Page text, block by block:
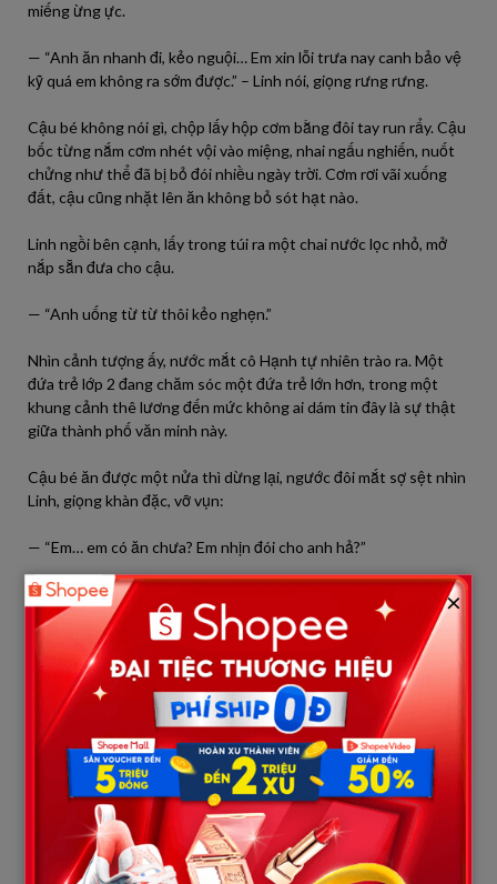
miếng ừng ực.
— “Anh ăn nhanh đi, kẻo nguội… Em xin lỗi trưa nay canh bảo vệ
kỹ quá em không ra sớm được.” – Linh nói, giọng rưng rưng.
Cậu bé không nói gì, chộp lấy hộp cơm bằng đôi tay run rẩy. Cậu
bốc từng nắm cơm nhét vội vào miệng, nhai ngấu nghiến, nuốt
chửng như thể đã bị bỏ đói nhiều ngày trời. Cơm rơi vãi xuống
đất, cậu cũng nhặt lên ăn không bỏ sót hạt nào.
Linh ngồi bên cạnh, lấy trong túi ra một chai nước lọc nhỏ, mở
nắp sẵn đưa cho cậu.
— “Anh uống từ từ thôi kẻo nghẹn.”
Nhìn cảnh tượng ấy, nước mắt cô Hạnh tự nhiên trào ra. Một
đứa trẻ lớp 2 đang chăm sóc một đứa trẻ lớn hơn, trong một
khung cảnh thê lương đến mức không ai dám tin đây là sự thật
giữa thành phố văn minh này.
Cậu bé ăn được một nửa thì dừng lại, ngước đôi mắt sợ sệt nhìn
Linh, giọng khàn đặc, vỡ vụn:
— “Em… em có ăn chưa? Em nhịn đói cho anh hả?”
Linh lắc đầu, mỉm cười trấn an dù bụng nó đang sôi lên ùng ục:
— “Em ăn rồi. Em ăn bánh mì lúc sáng no lắm. Anh ăn hết đi, anh
cần sức mà.”
Cậu bé lại cúi xuống ăn tiếp, nhưng lần này nước mắt cậu rơi lã
chã vào hộp cơm.
Và rồi, cô Hạnh nghe thấy Linh nói một câu, câu nói khiến sống
lưng cô tê buốt, lạnh toát hơn cả gió chiều đang rít qua khe cửa:
— “Anh ăn nhanh rồi trốn kỹ vào nhé. Nếu họ tìm được anh… họ
sẽ đánh anh chết mất. Hôm qua em thấy bố cầm cái gậy sắt đi
×